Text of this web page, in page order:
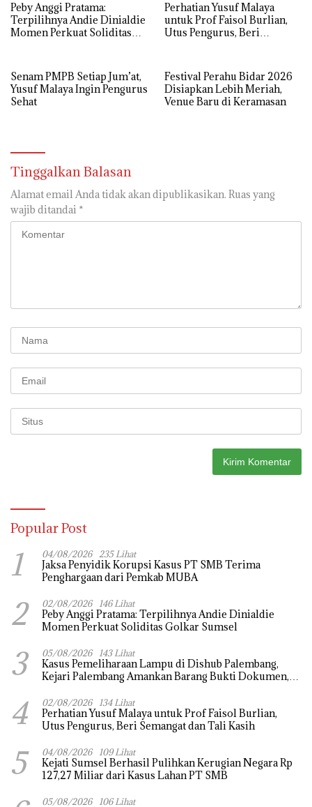
Peby Anggi Pratama:
Terpilihnya Andie Dinialdie
Momen Perkuat Soliditas
Perhatian Yusuf Malaya
untuk Prof Faisol Burlian,
Utus Pengurus, Beri
Senam PMPB Setiap Jum’at,
Yusuf Malaya Ingin Pengurus
Sehat
Festival Perahu Bidar 2026
Disiapkan Lebih Meriah,
Venue Baru di Keramasan
Tinggalkan Balasan
Alamat email Anda tidak akan dipublikasikan. Ruas yang
wajib ditandai *
Popular Post
1 04/08/2026 235 Lihat
Jaksa Penyidik Korupsi Kasus PT SMB Terima
Penghargaan dari Pemkab MUBA
2 02/08/2026 146 Lihat
Peby Anggi Pratama: Terpilihnya Andie Dinialdie
Momen Perkuat Soliditas Golkar Sumsel
3 05/08/2026 143 Lihat
Kasus Pemeliharaan Lampu di Dishub Palembang,
Kejari Palembang Amankan Barang Bukti Dokumen,
4 02/08/2026 134 Lihat
Perhatian Yusuf Malaya untuk Prof Faisol Burlian,
Utus Pengurus, Beri Semangat dan Tali Kasih
5 04/08/2026 109 Lihat
Kejati Sumsel Berhasil Pulihkan Kerugian Negara Rp
127,27 Miliar dari Kasus Lahan PT SMB
05/08/2026 106 Lihat